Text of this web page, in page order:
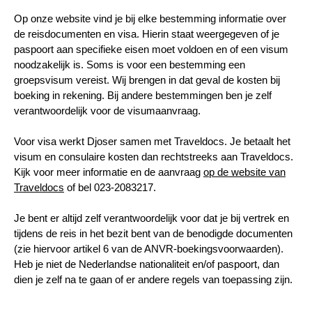
Op onze website vind je bij elke bestemming informatie over
de reisdocumenten en visa. Hierin staat weergegeven of je
paspoort aan specifieke eisen moet voldoen en of een visum
noodzakelijk is. Soms is voor een bestemming een
groepsvisum vereist. Wij brengen in dat geval de kosten bij
boeking in rekening. Bij andere bestemmingen ben je zelf
verantwoordelijk voor de visumaanvraag.
Voor visa werkt Djoser samen met Traveldocs. Je betaalt het
visum en consulaire kosten dan rechtstreeks aan Traveldocs.
Kijk voor meer informatie en de aanvraag op de website van
Traveldocs of bel 023-2083217.
Je bent er altijd zelf verantwoordelijk voor dat je bij vertrek en
tijdens de reis in het bezit bent van de benodigde documenten
(zie hiervoor artikel 6 van de ANVR-boekingsvoorwaarden).
Heb je niet de Nederlandse nationaliteit en/of paspoort, dan
dien je zelf na te gaan of er andere regels van toepassing zijn.